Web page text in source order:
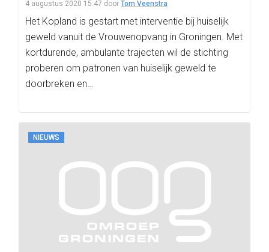
4 augustus 2020 15:47 door Tom Veenstra
Het Kopland is gestart met interventie bij huiselijk
geweld vanuit de Vrouwenopvang in Groningen. Met
kortdurende, ambulante trajecten wil de stichting
proberen om patronen van huiselijk geweld te
doorbreken en…
NIEUWS